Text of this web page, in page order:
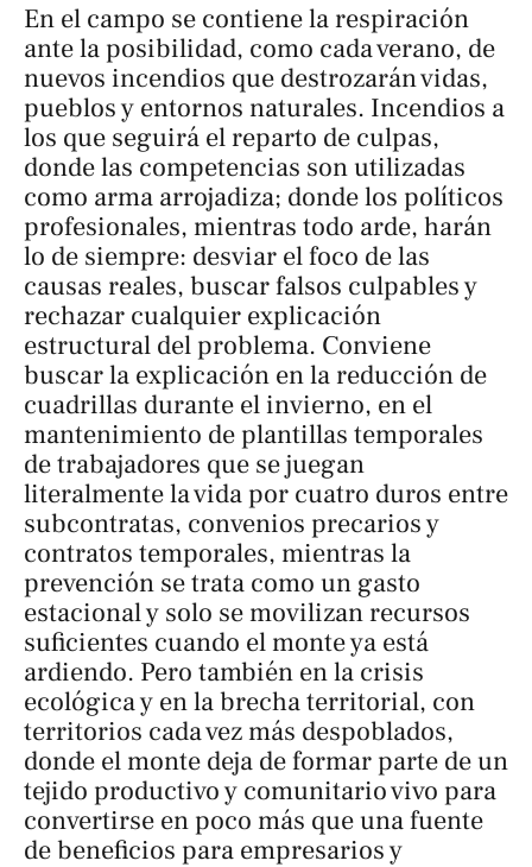
En el campo se contiene la respiración
ante la posibilidad, como cada verano, de
nuevos incendios que destrozarán vidas,
pueblos y entornos naturales. Incendios a
los que seguirá el reparto de culpas,
donde las competencias son utilizadas
como arma arrojadiza; donde los políticos
profesionales, mientras todo arde, harán
lo de siempre: desviar el foco de las
causas reales, buscar falsos culpables y
rechazar cualquier explicación
estructural del problema. Conviene
buscar la explicación en la reducción de
cuadrillas durante el invierno, en el
mantenimiento de plantillas temporales
de trabajadores que se juegan
literalmente la vida por cuatro duros entre
subcontratas, convenios precarios y
contratos temporales, mientras la
prevención se trata como un gasto
estacional y solo se movilizan recursos
suficientes cuando el monte ya está
ardiendo. Pero también en la crisis
ecológica y en la brecha territorial, con
territorios cada vez más despoblados,
donde el monte deja de formar parte de un
tejido productivo y comunitario vivo para
convertirse en poco más que una fuente
de beneficios para empresarios y